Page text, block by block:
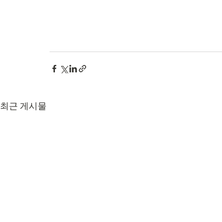
최근 게시물